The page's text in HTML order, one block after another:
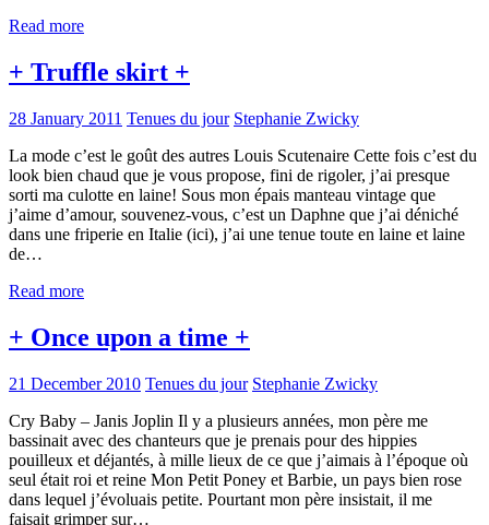
Read more
+ Truffle skirt +
28 January 2011 Tenues du jour Stephanie Zwicky
La mode c’est le goût des autres Louis Scutenaire Cette fois c’est du
look bien chaud que je vous propose, fini de rigoler, j’ai presque
sorti ma culotte en laine! Sous mon épais manteau vintage que
j’aime d’amour, souvenez-vous, c’est un Daphne que j’ai déniché
dans une friperie en Italie (ici), j’ai une tenue toute en laine et laine
de…
Read more
+ Once upon a time +
21 December 2010 Tenues du jour Stephanie Zwicky
Cry Baby – Janis Joplin Il y a plusieurs années, mon père me
bassinait avec des chanteurs que je prenais pour des hippies
pouilleux et déjantés, à mille lieux de ce que j’aimais à l’époque où
seul était roi et reine Mon Petit Poney et Barbie, un pays bien rose
dans lequel j’évoluais petite. Pourtant mon père insistait, il me
faisait grimper sur…